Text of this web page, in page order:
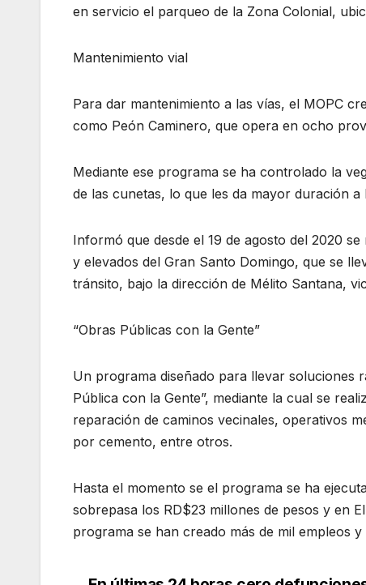
en servicio el parqueo de la Zona Colonial,
Mantenimiento vial
Para dar mantenimiento a las vías, el MOPC
como Peón Caminero, que opera en ocho
Mediante ese programa se ha controlado la
de las cunetas, lo que les da mayor duración a
Informó que desde el 19 de agosto del 2020
y elevados del Gran Santo Domingo, que se
tránsito, bajo la dirección de Mélito Santana,
“Obras Públicas con la Gente”
Un programa diseñado para llevar soluciones
Pública con la Gente”, mediante la cual se
reparación de caminos vecinales, operativos
por cemento, entre otros.
Hasta el momento se el programa se ha
sobrepasa los RD$23 millones de pesos y en
programa se han creado más de mil empleos